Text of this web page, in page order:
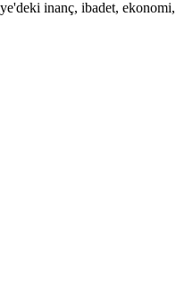
inanç, ibadet,